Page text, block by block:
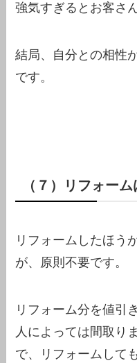
強気すぎるとお客さ
結局、自分との相性
です。
（７）リフォー
リフォームしたほう
が、原則不要です。
リフォーム分を値引
人によっては間取り
で、リフォームして